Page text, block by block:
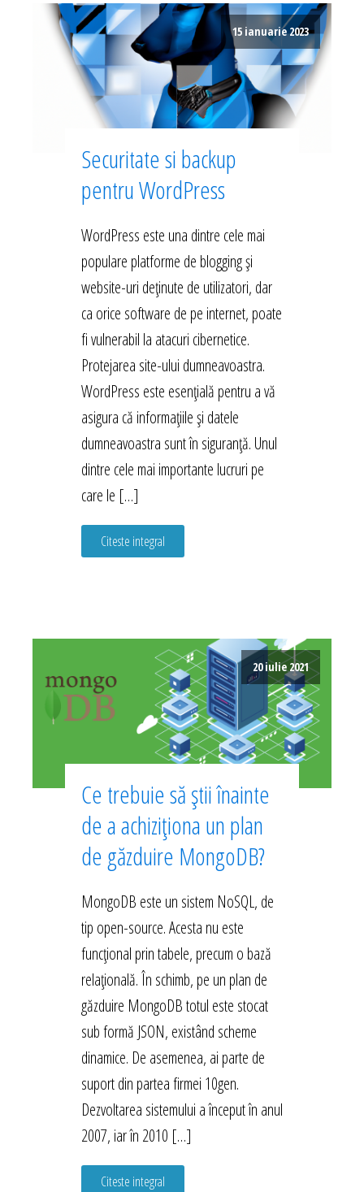
15 ianuarie 2023
Securitate si backup
pentru WordPress
WordPress este una dintre cele mai
populare platforme de blogging și
website-uri deținute de utilizatori, dar
ca orice software de pe internet, poate
fi vulnerabil la atacuri cibernetice.
Protejarea site-ului dumneavoastra.
WordPress este esențială pentru a vă
asigura că informațiile și datele
dumneavoastra sunt în siguranță. Unul
dintre cele mai importante lucruri pe
care le […]
Citeste integral
20 iulie 2021
Ce trebuie să știi înainte
de a achiziționa un plan
de găzduire MongoDB?
MongoDB este un sistem NoSQL, de
tip open-source. Acesta nu este
funcțional prin tabele, precum o bază
relațională. În schimb, pe un plan de
găzduire MongoDB totul este stocat
sub formă JSON, existând scheme
dinamice. De asemenea, ai parte de
suport din partea firmei 10gen.
Dezvoltarea sistemului a început în anul
2007, iar în 2010 […]
Citeste integral